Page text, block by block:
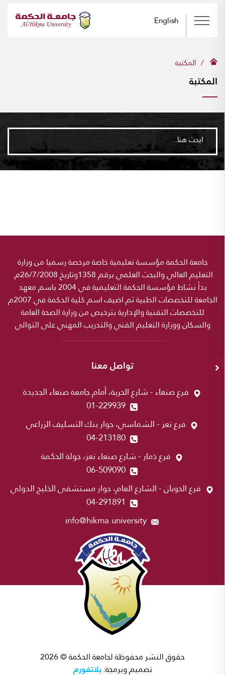
English
المكتبة
المكتبة
ابحث هنا..
جامعة الحكمة مؤسسة تعليمية خاصة مرخصة رسميا من وزارة
التعليم العالي والبحث العلمي برقم 1358وتاريخ 26/7/2008م.
بدأ نشاط مؤسسة الحكمة التعليمية في 2004 باسم معهد
الجامعة للتخصصات الطبية ثم اضيف اسم كلية الحكمة في 2007م
للتخصصات التقنية والإدارية بترخيص من وزارة الصحة العامة
والسكان ووزارة التعليم الفني والتدريب المهني على التوالي
تواصل معنا
فرع صنعاء - شارع الحرية، أمام جامعة صنعاء الجديدة
01-229939
فرع تعز - الشماسي، جوار بنك التسليف الزراعي
04-213180
فرع ذمار - شارع صنعاء تعز، جولة الحكمة
06-509090
فرع الحوبان - الشارع العام، جوار مستشفى الخليج الدولي
04-291891
info@hikma.university
حقوق النشر محفوظة لجامعة الحكمة © 2026
تصميم وبرمجة: بلاتفورم